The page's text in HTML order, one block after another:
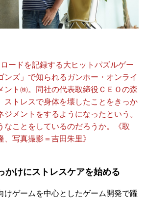
ードを記録する大ヒットパズルゲー
ンズ」で知られるガンホー・オンライ
ント㈱。同社の代表取締役ＣＥＯの森
ストレスで身体を壊したことをきっか
ジメントをするようになったという。
なことをしているのだろうか。《取
写真撮影＝吉田朱里》
かけにストレスケアを始める
ゲームを中心としたゲーム開発で躍